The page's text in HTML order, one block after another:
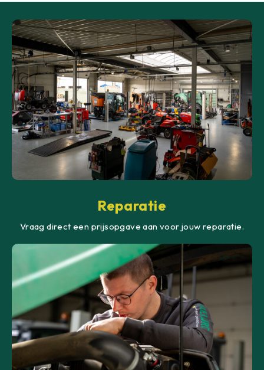
Reparatie
Vraag direct een prijsopgave aan voor jouw reparatie.